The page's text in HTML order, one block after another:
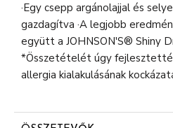
·Egy csepp argánolajjal és
gazdagítva ·A legjobb
együtt a JOHNSON'S® Shiny
*Összetételét úgy
allergia kialakulásának